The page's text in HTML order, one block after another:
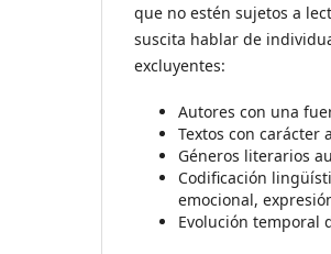
que no estén sujetos a
suscita hablar de
excluyentes:
Autores con una
Textos con carácter
Géneros literarios
Codificación
emocional,
Evolución temporal